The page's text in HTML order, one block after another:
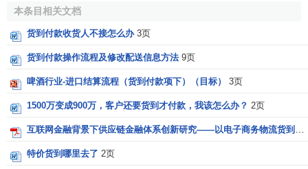
一、购物者风险较低，购物者
售方收到货款后不发货、发的货和购物者当时
商品描述不符以及快递员调包的风险。
展网上购物，有利于销售者销售量的提升。
三、
销售者之间的纠纷。
四、由于是快递员收款，快递公司为了自己的利益，避
本条目相关文档
货到付款收货人不接怎么办 3页
货到付款操作流程及修改配送信息方法 9页
啤酒行业-进口结算流程（货到付款项下）（目标） 3页
1500万变成900万，客户还要货到才付款，我该怎么办？ 2页
互联网金融背景下供应链金融体系创新研究——以电子商务物流货到付款业务设计为例
特价货到哪里去了 2页